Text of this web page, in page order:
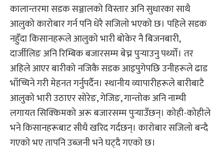
कालान्तरमा सडक सञ्जालको विस्तार अनि सुधारका साथै
आलुको कारोबार गर्न पनि धेरै सजिलो भएको छ। पहिले सडक
नहुँदा किसानहरूले आलुको भारी बोकेर नै बिजनबारी,
दार्जीलिङ अनि रिम्बिक बजारसम्म बेच्न पुऱ्याउनु पर्थ्यो। तर
अहिले आएर बारीको नजिकै सडक आइपुगेपछि उनीहरूले ढाड
भाँच्चिने गरी मेहनत गर्नुपर्दैन। स्थानीय व्यापारीहरूले बारीबाटै
आलुको भारी उठाएर सोरेङ, गेजिङ, गान्तोक अनि नाम्ची
लगायत सिक्किमको अरू बजारसम्म पुऱ्याउँछन्। कोही-कोहीले
भने किसानहरूबाट सीधै खरिद गर्दछन्। कारोबार सजिलो बन्दै
गएको भए तापनि उब्जनी भने घट्दै गएको छ।